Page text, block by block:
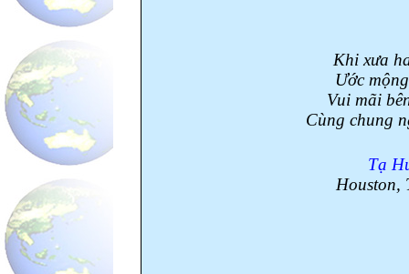
Khi xưa
Ước
Vui mãi
Cùng chung
Tạ
Houston,